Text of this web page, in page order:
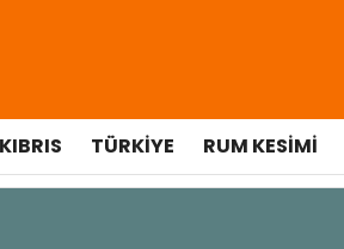
KIBRIS TÜRKIYE RUM KESIMI
Erhürman sergi açılışında